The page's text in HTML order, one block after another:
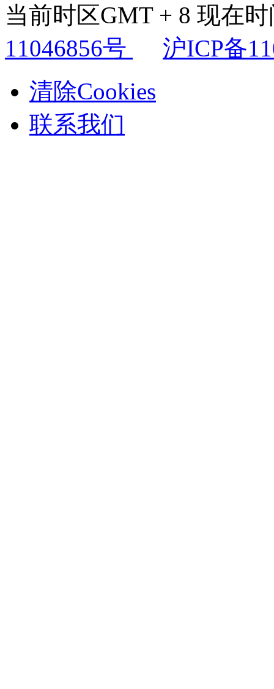
当前时区GMT + 8 现在
11046856号
沪ICP备
清除Cookies
联系我们